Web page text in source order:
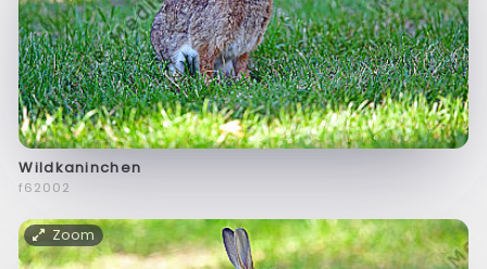
Wildkaninchen
f62002
Zoom